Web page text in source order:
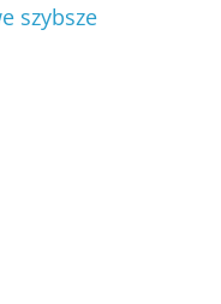
szybsze